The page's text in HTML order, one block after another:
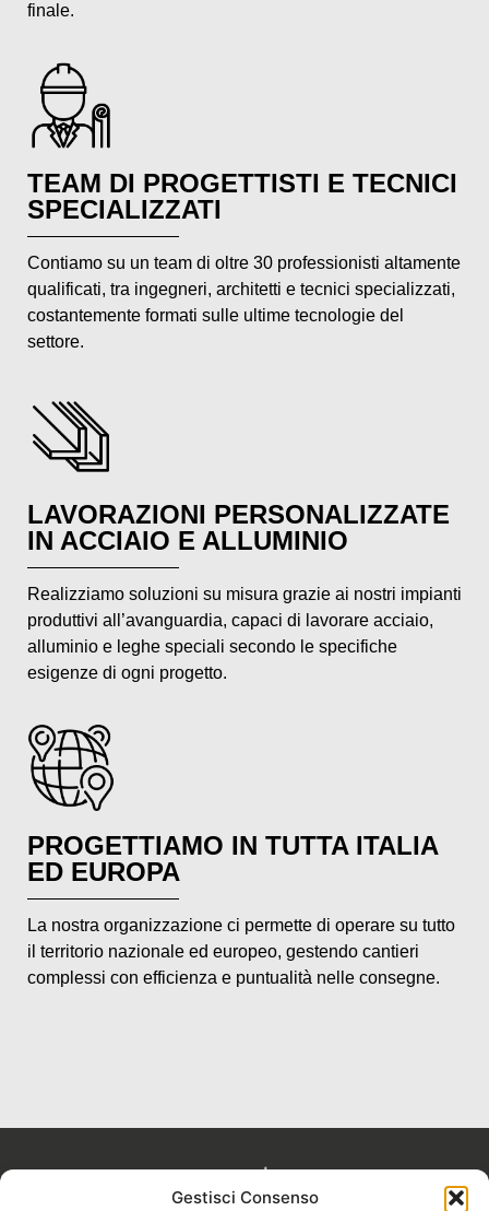
Gestisci Consenso
finale.
TEAM DI PROGETTISTI E TECNICI
SPECIALIZZATI
Contiamo su un team di oltre 30 professionisti altamente
qualificati, tra ingegneri, architetti e tecnici specializzati,
costantemente formati sulle ultime tecnologie del
settore.
LAVORAZIONI PERSONALIZZATE
IN ACCIAIO E ALLUMINIO
Realizziamo soluzioni su misura grazie ai nostri impianti
produttivi all’avanguardia, capaci di lavorare acciaio,
alluminio e leghe speciali secondo le specifiche
esigenze di ogni progetto.
PROGETTIAMO IN TUTTA ITALIA
ED EUROPA
La nostra organizzazione ci permette di operare su tutto
il territorio nazionale ed europeo, gestendo cantieri
complessi con efficienza e puntualità nelle consegne.